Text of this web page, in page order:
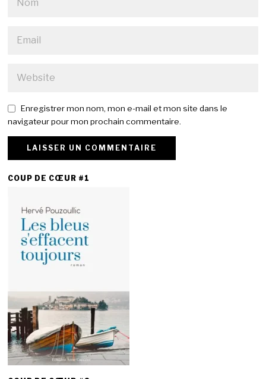
Enregistrer mon nom, mon e-mail et mon site dans le
navigateur pour mon prochain commentaire.
COUP DE CŒUR #1